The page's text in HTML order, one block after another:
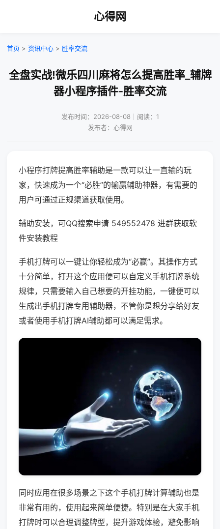
心得网
首页 > 资讯中心 > 胜率交流
全盘实战!微乐四川麻将怎么提高胜率_辅牌
器小程序插件-胜率交流
发布时间：2026-08-08｜阅读：1
发布者：心得网
小程序打牌提高胜率辅助是一款可以让一直输的玩
家，快速成为一个“必胜”的输赢辅助神器，有需要的
用户可通过正规渠道获取使用。
辅助安装，可QQ搜索申请 549552478 进群获取软
件安装教程
手机打牌可以一键让你轻松成为“必赢”。其操作方式
十分简单，打开这个应用便可以自定义手机打牌系统
规律，只需要输入自己想要的开挂功能，一键便可以
生成出手机打牌专用辅助器，不管你是想分享给好友
或者使用手机打牌AI辅助都可以满足需求。
同时应用在很多场景之下这个手机打牌计算辅助也是
非常有用的，使用起来简单便捷。特别是在大家手机
打牌时可以合理调整牌型，提升游戏体验，避免影响